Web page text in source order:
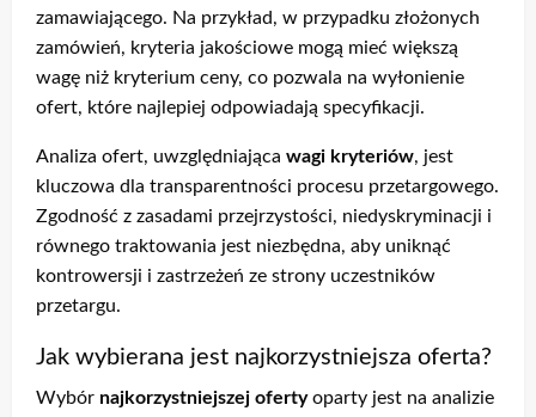
zamawiającego. Na przykład, w przypadku złożonych
zamówień, kryteria jakościowe mogą mieć większą
wagę niż kryterium ceny, co pozwala na wyłonienie
ofert, które najlepiej odpowiadają specyfikacji.
Analiza ofert, uwzględniająca wagi kryteriów, jest
kluczowa dla transparentności procesu przetargowego.
Zgodność z zasadami przejrzystości, niedyskryminacji i
równego traktowania jest niezbędna, aby uniknąć
kontrowersji i zastrzeżeń ze strony uczestników
przetargu.
Jak wybierana jest najkorzystniejsza oferta?
Wybór najkorzystniejszej ofertyoparty jest na analizie